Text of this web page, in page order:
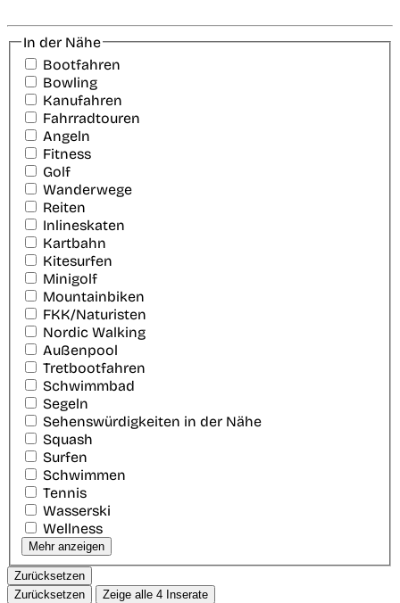
In der Nähe
Bootfahren
Bowling
Kanufahren
Fahrradtouren
Angeln
Fitness
Golf
Wanderwege
Reiten
Inlineskaten
Kartbahn
Kitesurfen
Minigolf
Mountainbiken
FKK/Naturisten
Nordic Walking
Außenpool
Tretbootfahren
Schwimmbad
Segeln
Sehenswürdigkeiten in der Nähe
Squash
Surfen
Schwimmen
Tennis
Wasserski
Wellness
Mehr anzeigen
Zurücksetzen
Zurücksetzen
Zeige alle 4 Inserate